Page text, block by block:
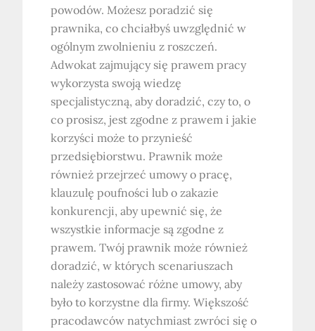
powodów. Możesz poradzić się
prawnika, co chciałbyś uwzględnić w
ogólnym zwolnieniu z roszczeń.
Adwokat zajmujący się prawem pracy
wykorzysta swoją wiedzę
specjalistyczną, aby doradzić, czy to, o
co prosisz, jest zgodne z prawem i jakie
korzyści może to przynieść
przedsiębiorstwu. Prawnik może
również przejrzeć umowy o pracę,
klauzulę poufności lub o zakazie
konkurencji, aby upewnić się, że
wszystkie informacje są zgodne z
prawem. Twój prawnik może również
doradzić, w których scenariuszach
należy zastosować różne umowy, aby
było to korzystne dla firmy. Większość
pracodawców natychmiast zwróci się o